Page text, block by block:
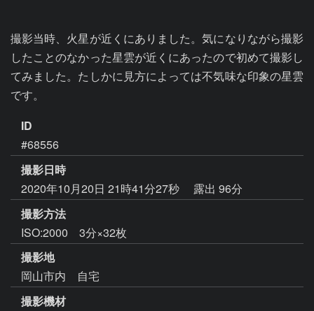
撮影当時、火星が近くにありました。気になりながら撮影
したことのなかった星雲が近くにあったので初めて撮影し
てみました。たしかに見方によっては不気味な印象の星雲
です。
ID
#68556
撮影日時
2020年10月20日 21時41分27秒
露出 96分
撮影方法
ISO:2000 3分×32枚
撮影地
岡山市内 自宅
撮影機材